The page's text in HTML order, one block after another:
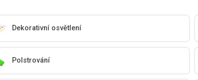
Dekorativní osvětlení
Polstrování